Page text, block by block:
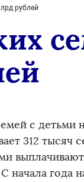
рублей
с детьми
312 тысяч
начала